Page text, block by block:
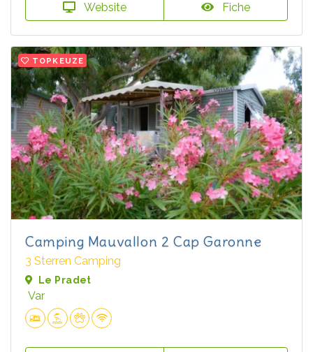
Website Fiche
TOPKEUZE
Camping Mauvallon 2 Cap Garonne
3 Sterren Camping
Le Pradet
Var